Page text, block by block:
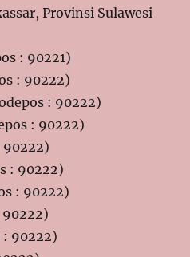
Provinsi Sulawesi
: 90221)
: 90222)
: 90222)
: 90222)
90222)
: 90222)
: 90222)
90222)
: 90222)